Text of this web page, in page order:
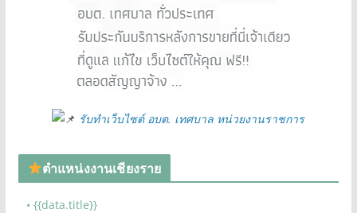
รับทำเว็บไซต์ อบต. เทศบาล หน่วยงานราชการ
ตำแหน่งงานเชียงราย
• {{data.title}}